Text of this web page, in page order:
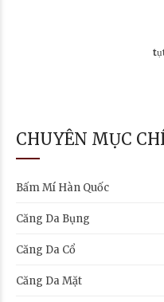
CHUYÊN MỤC
Bấm Mí Hàn Quốc
Căng Da Bụng
Căng Da Cổ
Căng Da Mặt